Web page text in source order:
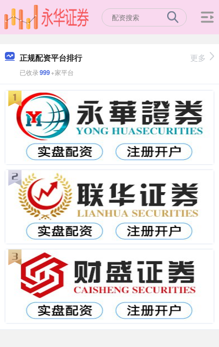
正规配资平台排行
已收录999+家平台
更多